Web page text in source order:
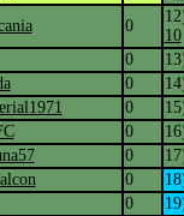
0
10
0
0
0
0
0
0
0